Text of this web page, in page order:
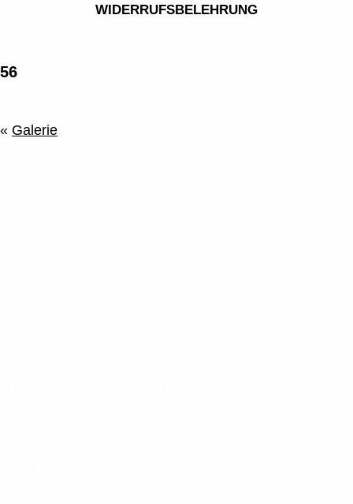
WIDERRUFSBELEHRUNG
56
« Galerie